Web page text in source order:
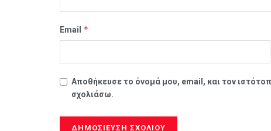
Email *
Αποθήκευσε το όνομά μου, email, και τον
σχολιάσω.